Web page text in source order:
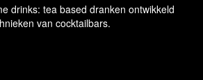
drinks: tea based dranken ontwikkeld
van cocktailbars.